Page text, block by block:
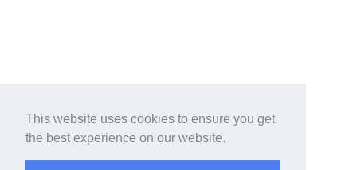
This website uses cookies to ensure you get
the best experience on our website.